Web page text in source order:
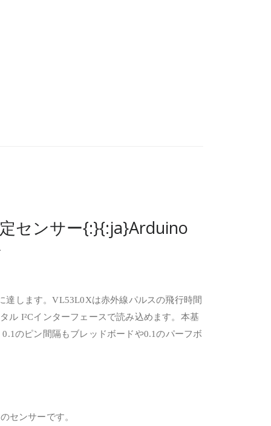
センサー{:}{:ja}Arduino
達します。VL53L0Xは赤外線パルスの飛行時間
ル I²Cインターフェースで読み込めます。本基
のピン間隔もブレッドボードや0.1のパーフボ
センサーです。